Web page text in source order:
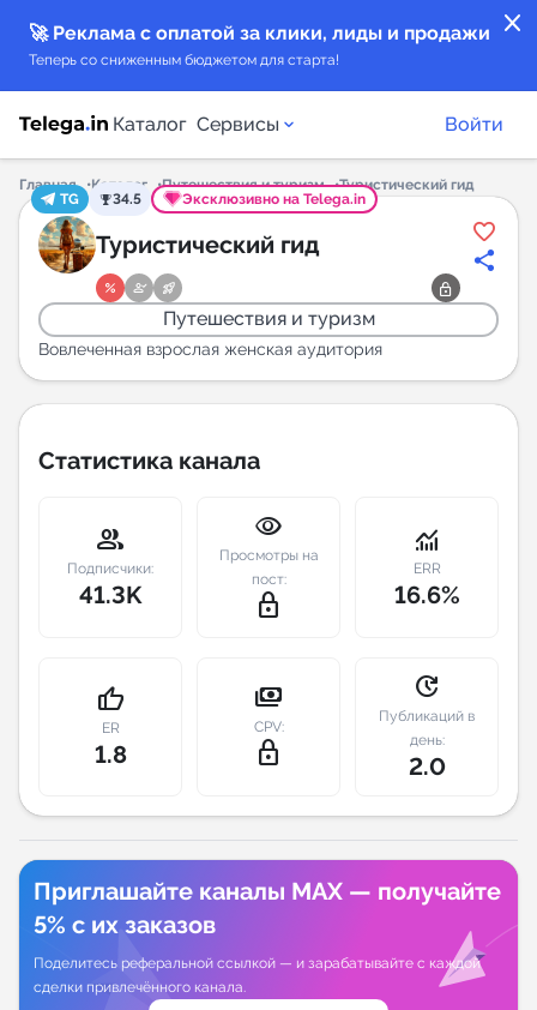
close
🚀 Реклама с оплатой за клики, лиды и продажи
Теперь со сниженным бюджетом для старта!
Каталог Сервисы
Каталог каналов
Каталог ботов
Горящие предложения
Индекс читаемости каналов в Telegram
New
Индивидуальное сопровождение
Войти
Главная Каталог Путешествия и туризм
Туристический гид
TG
34.5 Эксклюзивно на Telega.in
Туристический гид
Путешествия и туризм
Вовлеченная взрослая женская аудитория
Статистика канала
group
Подписчики:
41.3K
visibility
Просмотры на
пост:
lock_outline
monitoring
ERR
16.6%
thumb_up
ER
1.8
payments
CPV:
lock_outline
update
Публикаций в
день:
2.0
Приглашайте каналы MAX — получайте
5% с их заказов
Поделитесь реферальной ссылкой — и зарабатывайте с каждой
сделки привлечённого канала.